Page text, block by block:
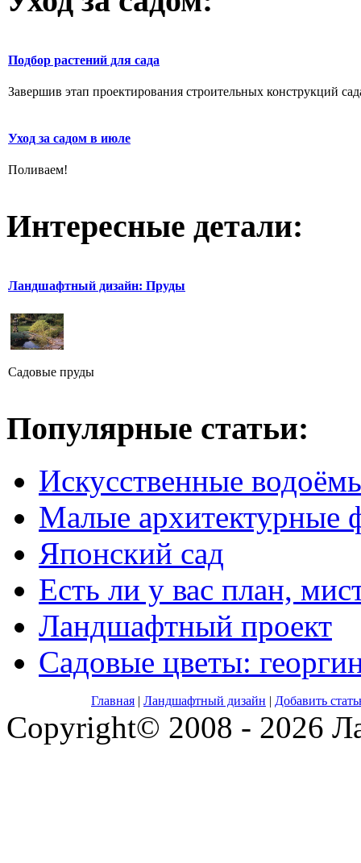
Подбор растений для сада
Завершив этап проектирования строительных конструкций
Уход за садом в июле
Поливаем!
Интересные детали:
Ландшафтный дизайн: Пруды
Садовые пруды
Популярные статьи:
Искусственные
Малые архитектурные
Японский сад
Есть ли у вас план,
Ландшафтный проект
Садовые цветы:
Главная | Ландшафтный дизайн | Добавить
Copyright© 2008 - 2026